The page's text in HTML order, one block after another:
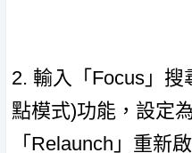
2. 輸入「Focus」搜
點模式)功能，設定
「Relaunch」重新